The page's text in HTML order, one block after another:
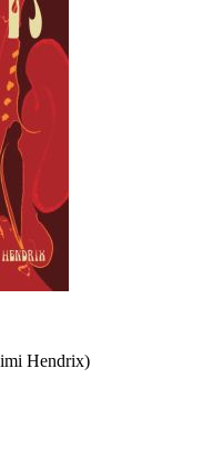
Hendrix)